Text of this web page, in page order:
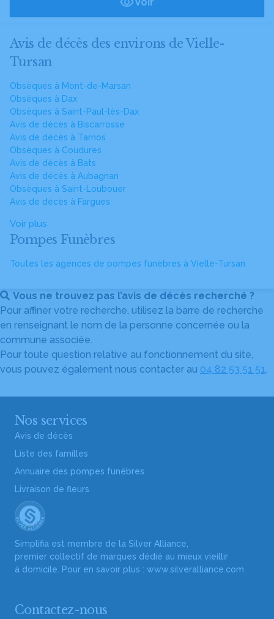
Avis de décès des environs de Vielle-
Tursan
Obsèques à Mont-de-Marsan
Obsèques à Dax
Obsèques à Saint-Paul-lès-Dax
Avis de décès à Biscarrosse
Avis de décès à Tarnos
Obsèques à Coudures
Avis de décès à Bats
Avis de décès à Aubagnan
Obsèques à Saint-Loubouer
Avis de décès à Fargues
Voir plus
Pompes Funèbres
Toutes les agences de pompes funèbres à Vielle-Tursan
Vous ne trouvez pas l’avis de décès recherché ?
Pour affiner votre recherche, utilisez la barre de recherche
en renseignant le nom de la personne concernée ou la
commune associée.
Pour toute question relative au fonctionnement du site,
vous pouvez également nous contacter au 04 82 53 51 51.
Nos services
Avis de décès
Liste des familles
Annuaire des pompes funèbres
Livraison de fleurs
Simplifia est membre de la Silver Alliance,
premier collectif de marques dédié au mieux vieillir
à domicile. Pour en savoir plus : www.silveralliance.com
Contactez-nous